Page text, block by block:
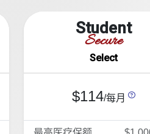
Student
Secure
Select
$114/每月